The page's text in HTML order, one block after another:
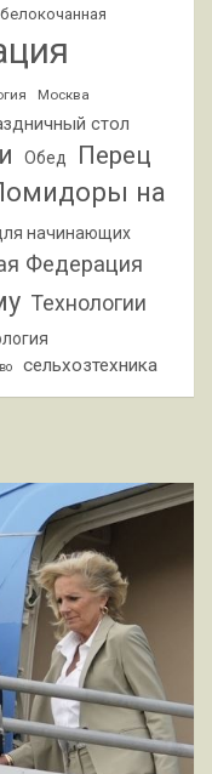
Москва
стол
Обед
Перец
на
начинающих
Федерация
Технологии
сельхозтехника